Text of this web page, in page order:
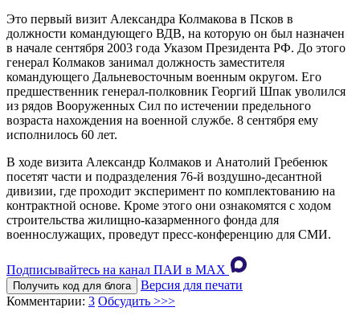
Это первый визит Александра Колмакова в Псков в
должности командующего ВДВ, на которую он был назначен
в начале сентября 2003 года Указом Президента РФ. До этого
генерал Колмаков занимал должность заместителя
командующего Дальневосточным военным округом. Его
предшественник генерал-полковник Георгий Шпак уволился
из рядов Вооруженных Сил по истечении предельного
возраста нахождения на военной службе. 8 сентября ему
исполнилось 60 лет.
В ходе визита Александр Колмаков и Анатолий Гребенюк
посетят части и подразделения 76-й воздушно-десантной
дивизии, где проходит эксперимент по комплектованию на
контрактной основе. Кроме этого они ознакомятся с ходом
строительства жилищно-казарменного фонда для
военнослужащих, проведут пресс-конференцию для СМИ.
Подписывайтесь на канал ПАИ в MAХ
Получить код для блога
Версия для печати
Комментарии: 3 Обсудить >>>